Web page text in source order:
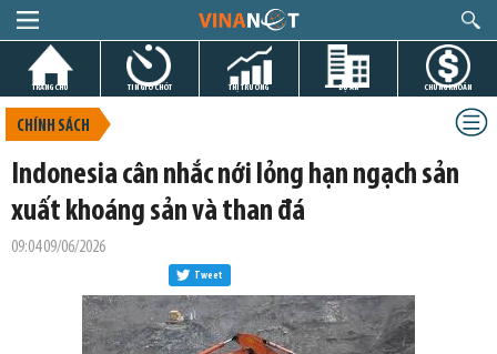
TRANG CHỦ TIN GIỜ CHÓT THỊ TRƯỜNG DỰ ÁN CHỨNG KHOÁN
CHÍNH SÁCH
Indonesia cân nhắc nới lỏng hạn ngạch sản
xuất khoáng sản và than đá
09:04 09/06/2026
Tweet